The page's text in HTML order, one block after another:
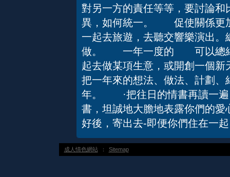
對另一方的責任等等，要討論
異，如何統一。 促使關係更
一起去旅遊，去聽交響樂演出
做。 一年一度的 可以總結
起去做某項生意，或開創一個
把一年來的想法、做法、計劃
年。 ·把往日的情書再讀一
書，坦誠地大膽地表露你們的
好後，寄出去-即便你們住在一
成人情色網站 ： Sitemap